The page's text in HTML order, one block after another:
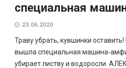
специальная
23.06.2020
Траву убрать, кувшинки
вышла специальная машина-
убирает листву и водоросли.